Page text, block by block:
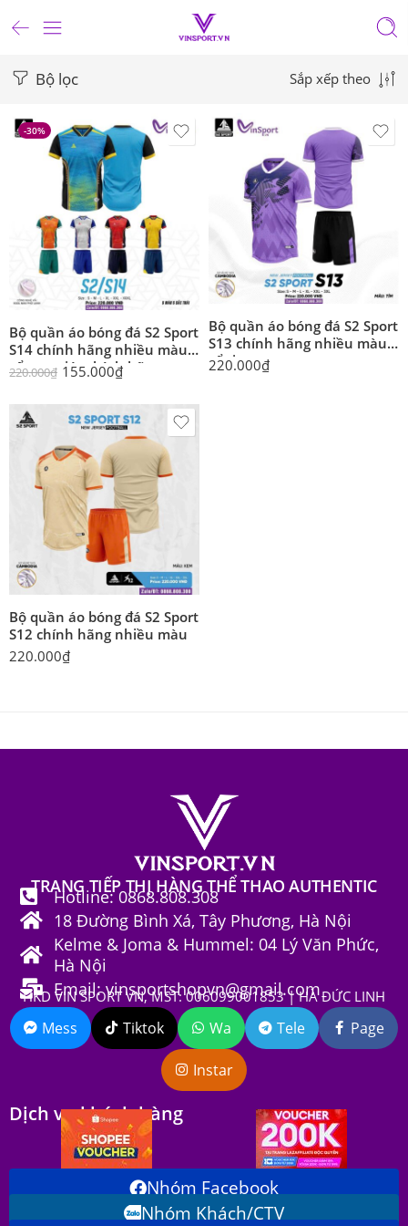
Bộ lọc Sắp xếp theo
-30%
Bộ quần áo bóng đá S2 Sport
S14 chính hãng nhiều màu
cổ tam giác chính hãng
220.000₫ 155.000₫
Bộ quần áo bóng đá S2 Sport
S13 chính hãng nhiều màu
cổ tim
220.000₫
Bộ quần áo bóng đá S2 Sport
S12 chính hãng nhiều màu
220.000₫
TRANG TIẾP THỊ HÀNG THỂ THAO AUTHENTIC
Hotline: 0868.808.308
18 Đường Bình Xá, Tây Phương, Hà Nội
Kelme & Joma & Hummel: 04 Lý Văn Phức,
Hà Nội
Email: vinsportshopvn@gmail.com
HKD VIN SPORT VN, MST: 006099001853 | HÀ ĐỨC LINH
Mess Tiktok Wa Tele Page
Instar
Dịch vụ khách hàng
Nhóm Facebook
Nhóm Khách/CTV